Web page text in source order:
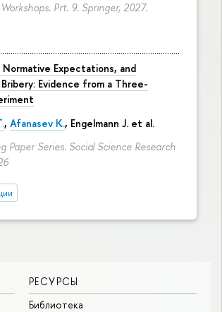
Prt. 9. Springer, 2027.
Expectations, and
Evidence from a Three-
, Afanasev K., Engelmann J. et al.
Paper Series. Social Science Research
РЕСУРСЫ
Библиотека